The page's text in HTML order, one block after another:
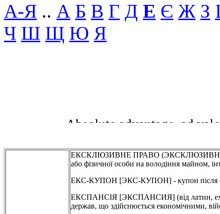
А-Я .. А Б В Г Д Е Є Ж З
Ч Ш Щ Ю Я
ЕКСКЛЮЗИВНЕ ПРАВО (ЭКСКЛЮЗИВНОЕ
або фізичної особи на володіння майном,
ЕКС-КУПОН [ЭКС-КУПОН] - купон після
ЕКСПАНСІЯ [ЭКСПАНСИЯ] (від латин, ex-
держав, що здійснюється економічними,